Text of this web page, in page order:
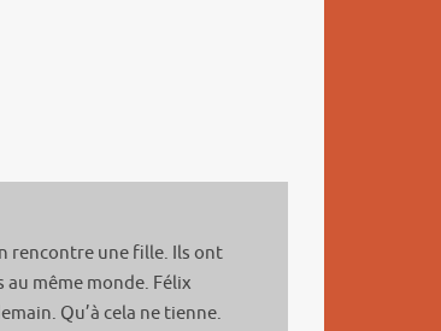
rencontre une fille. Ils ont
au même monde. Félix
Qu’à cela ne tienne.